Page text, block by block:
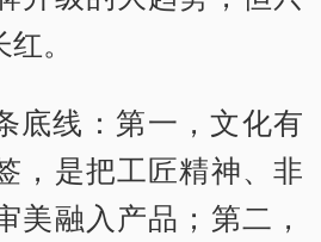
。
底线：第一，文化有
，是把工匠精神、非
美融入产品；第二，